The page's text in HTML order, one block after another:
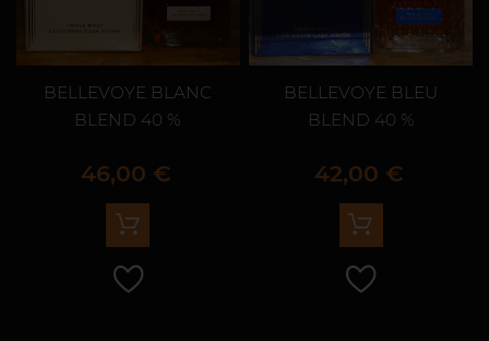
BELLEVOYE BLANC
BLEND 40 %
Prix
46,00 €
BELLEVOYE BLEU
BLEND 40 %
Prix
42,00 €